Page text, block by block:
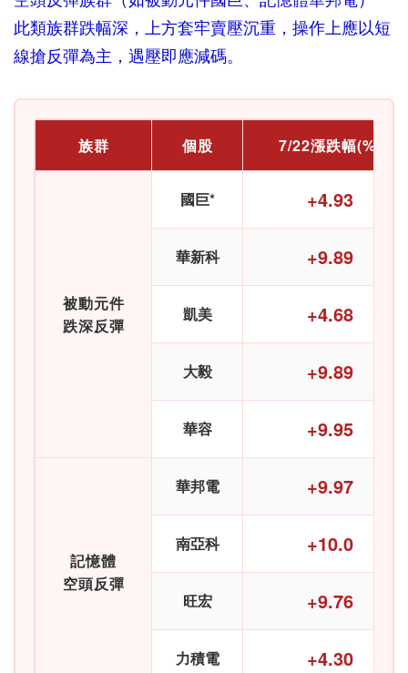
此類族群跌幅深，上方套牢賣壓沉重，操作上應以短
線搶反彈為主，遇壓即應減碼。
族群 個股 7/22漲跌幅(%)
被動元件
跌深反彈
國巨* +4.93
華新科 +9.89
凱美 +4.68
大毅 +9.89
華容 +9.95
記憶體
空頭反彈
華邦電 +9.97
南亞科 +10.0
旺宏 +9.76
力積電 +4.30